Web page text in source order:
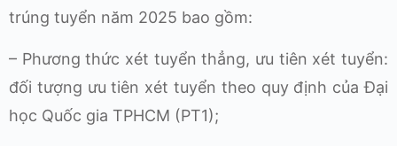
trúng tuyển năm 2025 bao gồm:
– Phương thức xét tuyển thẳng, ưu tiên xét tuyển:
đối tượng ưu tiên xét tuyển theo quy định của Đại
học Quốc gia TPHCM (PT1);